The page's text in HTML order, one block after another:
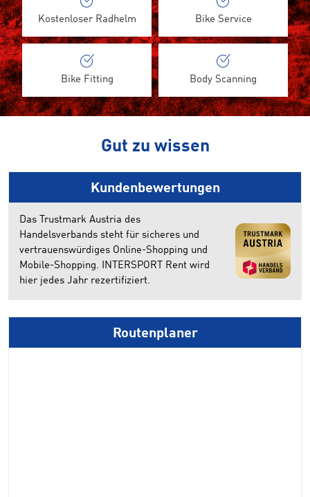
Kostenloser Radhelm Bike Service
Bike Fitting Body Scanning
Gut zu wissen
Kundenbewertungen
Das Trustmark Austria des
Handelsverbands steht für sicheres und
vertrauenswürdiges Online-Shopping und
Mobile-Shopping. INTERSPORT Rent wird
hier jedes Jahr rezertifiziert.
Routenplaner